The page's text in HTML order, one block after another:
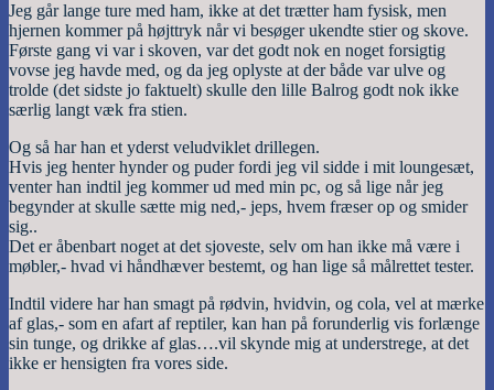
Jeg går lange ture med ham, ikke at det trætter ham fysisk, men
hjernen kommer på højttryk når vi besøger ukendte stier og skove.
Første gang vi var i skoven, var det godt nok en noget forsigtig
vovse jeg havde med, og da jeg oplyste at der både var ulve og
trolde (det sidste jo faktuelt) skulle den lille Balrog godt nok ikke
særlig langt væk fra stien.
Og så har han et yderst veludviklet drillegen.
Hvis jeg henter hynder og puder fordi jeg vil sidde i mit loungesæt,
venter han indtil jeg kommer ud med min pc, og så lige når jeg
begynder at skulle sætte mig ned,- jeps, hvem fræser op og smider
sig..
Det er åbenbart noget at det sjoveste, selv om han ikke må være i
møbler,- hvad vi håndhæver bestemt, og han lige så målrettet tester.
Indtil videre har han smagt på rødvin, hvidvin, og cola, vel at mærke
af glas,- som en afart af reptiler, kan han på forunderlig vis forlænge
sin tunge, og drikke af glas….vil skynde mig at understrege, at det
ikke er hensigten fra vores side.